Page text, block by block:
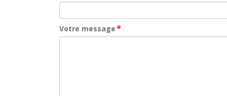
Votre message*